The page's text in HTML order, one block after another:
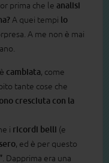
prima che le analisi
A quei tempi lo
A me non è mai
cambiata, come
tante cose che
cresciuta con la
i ricordi belli (e
, ed è per questo
. Dapprima era una